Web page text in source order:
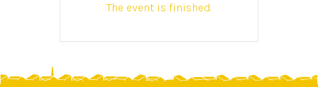
The event is finished.